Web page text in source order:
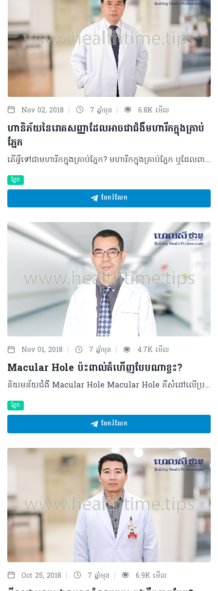
Nov 02, 2018 | 7 ឆ្នាំមុន | 6.8K មើល
ហានិភ័យនៃរោគសញ្ញាដែលអាចជាជំងឺមហារីកក្នុងគ្រាប់
ភ្នែក
តើអ្វីទៅជាមហារីកក្នុងគ្រាប់ភ្នែក? មហារីកក្នុងគ្រាប់ភ្នែក ឬដែលពាក្យបច្ចេកទេសហៅថា Retinoblastoma គឺជាប្រភេទមហារីក ក្នុងគ្រាប់ភ្នែក ដែលច្រើនកើតមកពីកោសិកាមិនធម្មតារបស់ស្រទាប់រ៉េទីន។ ភាគច្រើននៃជំងឺនេះ គេសង្កេតឃើញ មានលើកុមារអាយុក្រោម ៥ឆ្នាំ និង ក្រុមកុមារអាយុ១២ខែ ទៅ២៤ខែ ជាមធ្យម ១៨ខែ។ បច្ចុប្បន្ន ជំងឺមហារីកក្នុងគ្រាប់ភ្នែកមានការប្រែប្រួលគួរឲ្យកត់សម្គាល់នៅលើពិភពលោក ហើយ ត្រូវបានគេសិក្សាថា វាកើតមានប្រហែលជា ១១ករណីក្នុងចំណោមកុមារ ១លាននាក់ដែលមានអាយុតិចជាង ៥ឆ្នាំ។ ដោយហេតុថាមិនទាន់ មានការសិក្សាណាមួយពីជំងឺនេះនៅក្នុងប្រទេសកម្ពុជា ទិន្នន័យពិតប្រាកដរបស់ជំងឺនេះក៏មិនទាន់ត្រូវបានគេដឹង ផងដែរ។ ប៉ុន្តែ បើយើងក្រឡេក​មើលទៅប្រទេសជិតខាងរបស់យើងដូចជា វៀតណាម និងថៃ យើងសង្កេតឃើញថា ប្រទេសវៀតណាមមាន១៨.៩ ករណីក្នុងចំណោមកុមារ១លាននាក់ដែលមានអាយុចន្លោះពី០ ទៅ ៤ឆ្នាំ ខណៈពេលដែល ប្រទេសថៃមាន ១០ករណីក្នុងចំណោមកុមារ១លាននាក់ដែលមានអាយុចន្លោះពី០ ទៅ ៤ឆ្នាំដូចគ្នា។ មូលហេតុ និងកត្តាប្រឈម មូលហេតុចម្បងដែលបង្កឲ្យមានជំងឺមហារីកក្នុងគ្រាប់ភ្នែក គឺវាបណ្តាលមកពីកត្តាបម្រែបម្រួលសេនេទិច របស់ក្រម៉ូសូមទី១៣ ហើយដែលវាអាចជាកត្តាតំណពូជ ឬមិនមែនតំណពូជ។ ករណីតំណពូជ ប្រហែល ៦% ទៅ១០% កុមារអាចនឹងឆាប់កើតមានជំងឺមហារីកក្នុងគ្រាប់ភ្នែក និងកើតលើភ្នែកទាំងសងខាង ប្រមាណប្រហែល៣០% ពិសេសប្រឈមខ្ពស់ចំពោះកុមារអាយុតិចជាង៥ឆ្នាំ។ រោគសញ្ញាជាក់ស្តែង អាការៈនៃជំងឺមហារីកគ្រាប់ភ្នែកដែលច្រើនជួបប្រទះញឹកញាប់រួមមាន៖ • ប្រស្រីភ្នែកឡើងពណ៌ស ដូចជាភ្នែកសត្វឆ្មាពេលយប់ • ភ្នែកស្រលៀង • ឈឺភ្នែក ភ្នែកក្រហម និងទឹកដក់ក្នុងភ្នែក • គំហើញថយចុះ • ឈាមនៅថតមុខនៃភ្នែក រីកប្រស្រីភ្នែក និងភ្នែកលៀនជាដើម • លើសពីនេះក៏មានសញ្ញាមួយចំនួនដែលមានលក្ខណៈស្រដៀងនឹងរោគសញ្ញានេះមាន ភ្នែកឡើងបាយ ទឹកចាហួយនៅក្នុងភ្នែកផ្នែកខាងមុខស្រអាប់ ជំងឺសរសៃបាតភ្នែក ក្មេងកើតមិនគ្រប់ខែ និងជំងឺតុសូការីយ៉ាស៊ីស។ យន្តការនៃជំងឺមហារីកក្នុងគ្រាប់ភ្នែក ហ្សែនទប់ដុំRB1 ស្ថិតនៅលើដៃក្រូម៉ូសូមទី១៣ ទៅតំបន់ទី១៤ មានតួនាទីធ្វើឲ្យមានរបៀបរៀបរយសម្រាប់ នុយក្លេអូប្រូតេអ៊ីននៃRB ដែលជាធម្មតាវាទប់ស្កាត់ទៅនឹងការបែងចែកកោសិកាមិនធម្មតា។ ដូចនេះ ប្រសិនបើ មានបម្រែបម្រួលខ្លះៗនៅក្នុងហ្សែនទប់ដុំRB1 វានឹងបង្កឲ្យទៅជាមហារីកក្នុងគ្រាប់ភ្នែកតែម្តង។ ការធ្វើរោគវិនិច្ឆ័យ ដើម្បីអាចបញ្ជាក់ថាជាជំងឺមហារីកក្នុងគ្រាប់ភ្នែក អ្នកជំងឺនឹងតម្រូវឲ្យធ្វើរោគវិនិច្ឆ័យដូចជា៖ • ពង្រីកប្រស្រីភ្នែក៖ ថត ឬឆ្លុះមើលសរសៃបាតភ្នែក ដោយឧបករណ៍ Indirect ophthalmoscopy ដើម្បីឲ្យដឹងថាវាជាដុំដែលបង្កឡើងដោយមហារីកក្នុងគ្រាប់ភ្នែក ឬក៏មិនមែន។ • Ultrasonography៖ ដើម្បីចង់ដឹងថាជាដុំរបស់មហារីកក្នុងគ្រាប់ភ្នែក។ • CT Scan៖ ឲ្យដឹងថាដុំមហារីក នឹងវិវឌ្ឍចេញនៅខាងក្នុង ឬនៅខាងក្រៅ ហើយអាចឲ្យយើងដឹងថា ដុំនេះមានរាលដាលទៅកោសិកាសរីរាង្គដទៃ ជាពិសេសពីប្រព័ន្ធសរសៃប្រសាទរហូតដល់ខួរក្បាល។ ការព្យាបាលត្រឹមត្រូវ ជំងឺមហារីកក្នុងគ្រាប់ភ្នែកត្រូវធ្វើការព្យាបាលទៅតាមដំណាក់កាលនីមួយៗ ដោយត្រូវមានការចូលរួមពី គ្រូពេទ្យឯកទេសភ្នែក គ្រូពេទ្យវះកាត់សរសៃប្រសាទ និងគ្រូពេទ្យព្យាបាលជំងឺមហារីក ផងដែរ។ ករណីស្រាល ការព្យាបាលមានប្រសិទ្ធភាពខ្ពស់ និងអាចជាសះស្បើយបាន ប៉ុន្តែបើជាដំណាក់កាលធ្ងន់ធ្ងរ នោះការព្យាបាល មិនសូវបានជោគជ័យទេ។ ជាទូទៅ ការព្យាបាលទាំងនោះរួមមាន៖ • ការប្រើវិទ្យុសកម្ម ដើម្បីបំផ្លាញដុំមហារីក • ការដុតនឹងធាតុត្រជាក់ ដើម្បីបំផ្លាញដុំមហារីក • ការបាញ់កាំរស្មីឡាស៊ែ និងការចាក់ថ្នាំគីមី ដើម្បីបំផ្លាញដុំមហារីក និងមិនឲ្យកោសិកាមហារីកដុះរាលដាល ទៅកាន់ខួរក្បាល និងសរីរាង្គផ្សេងៗទៀត។ • ការវះកាត់យកគ្រាប់ភ្នែកចេញ ដើម្បីកុំឲ្យរីករាលដាលទៅសរីរាង្គដទៃទៀត ក្នុងករណី ធ្ងន់ធ្ងរ។ ផលវិបាក កុមារអាចនឹងត្រូវស្លាប់ដោយសារជំងឺមហារីកក្នុងគ្រាប់ភ្នែក ក្នុងអំឡុងអាយុ ២ទៅ៤ឆ្នាំ ប្រសិនបើ មិនមាន ការព្យាបាលទាន់ពេលវេលាទេនោះ។ ផ្ទុយមកវិញ អត្រានៃការជាសះស្បើយអាចរហូតដល់ ៩៥% បើអ្នកជំងឺ ឆាប់ទទួលបានការព្យាបាល និងត្រូវធ្វើការតាមដានឲ្យបានទៀងទាត់។ ទាក់ទងនឹងការតាមដានបន្ទាប់ពី ការព្យាបាលរួច ត្រូវធ្វើតាមដំណាក់កាល ដំបូង ៣ ទៅ ៤ខែម្តង បន្ទាប់មក ៦ខែម្តង ១ឆ្នាំម្ដង រហូតដល់៩ឆ្នាំក្រោយ ព្រោះដុំមហារីកប្រភេទនេះ វានឹងអាចបង្កឲ្យកើតឡើងវិញក្នុងករណីខ្លះ។ វិធីសាស្រ្តការពារ គ្មានវិធីសាស្ត្រណាមួយដើម្បីការពារពីមហារីកក្នុងគ្រាប់ភ្នែកនេះបាននៅឡើយទេមកដល់បច្ចុប្បន្ន ដោយហេតុថា វាជាជំងឺតំណពូជ ឬកើតពីកំណើត។ ប្រសិនបើឪពុកម្ដាយ ឬអាណាព្យាបាល សង្ស័យ ឬឃើញរោគសញ្ញាមហារីក ក្នុងគ្រាប់ភ្នែកដូចខាងលើ ឬសមាជិកគ្រួសារដែលមាន មហារីកក្នុងគ្រាប់ភ្នែកពីមុនមក ត្រូវតែមកពិនិត្យ និងព្យាបាលជាមួយនឹងគ្រូពេទ្យឯកទេសភ្នែក ឲ្យបានលឿនបំផុតតាមដែលអាចធ្វើទៅបាន ដើម្បីកាត់បន្ថយ ឬការពារ ពីភាពពិការភ្នែក ឬប៉ះពាល់ដល់អាយុជីវិតផងដែរ។ បកស្រាយដោយ៖ សាស្ត្រាចារ្យវេជ្ជបណ្ឌិត គង់ ពិសិដ្ឋ ឯកទេសចក្ខុរោគ និងឯកទេសជាន់ខ្ពស់សរសៃបាតភ្នែក មានតួនាទីជាអនុប្រធានមន្ទីរពេទ្យព្រះអង្គឌួង និងជាប្រធានមន្ទីរពេទ្យភ្នែកដុកទ័រ គង់ ពិសិដ្ឋ ©2018 រក្សាសិទ្ធិគ្រប់យ៉ាង​ដោយ Healthtime Corporation ចំពោះគ្រប់អត្ថបទដោយគ្មានផ្នែកណាមួយត្រូវបោះពុម្ពផ្សាយចូលប្រព័ន្ធអ៊ីនធឺណែត ឧបករណ៍អេឡិចត្រូនិក អាត់ជាសំឡេង ឬថតចំលងគ្រប់រូបភាពដោយគ្មានការអនុញ្ញាតឡើយ
ភ្នែក
ចែករំលែក
Nov 01, 2018 | 7 ឆ្នាំមុន | 4.7K មើល
Macular Hole ប៉ះពាល់គំហើញបែបណាខ្លះ?
និយមន័យជំងឺ Macular Hole Macular Hole គឺសំដៅលើប្រហោងប្រស្រីបាតភ្នែកនៅពីក្រោយកូនក្រមុំភ្នែក ជាទីតាំងសំខាន់ដែលសរសៃប្រសាទភ្នែកទទួលរូបភាព ពន្លឺ និងព័ត៌មានឲ្យភ្នែកអាចមើលឃើញ។ Macular Hole ត្រូវបានបែងចែកទៅតាមរូបរាង ដែលរួមមាន ២ធំៗខាងក្រោម៖ -Full Thickness Macular Hole៖ សំដៅទៅលើរន្ធប្រស្រីភ្នែកខូចទាំងស្រុងបង្កើតបានជាប្រហោង។ ពេលនោះគំហើញរបស់អ្នកជំងឺចាប់ផ្តើមធ្លាក់ចុះ ហើយមើលឃើញខ្មៅកណ្តាល ឬជួនកាល ឃើញដូចទឹករលកជាដើម។ -Partial-Thickness MacularHole៖ អ្នកជំងឺមិនទាន់មានការប៉ះពាល់ដល់គំហើញធ្ងន់ធ្ងរនោះទេ ដែលពួកគាត់អាចមើលឃើញច្បាស់នៅឡើយ ឬគំហើញអាចនឹងថយចុះប្រហាក់ប្រហែល ៥០ភាគរយ ឬក៏អាចឃើញរូបភាពវៀច។ មូលហេតុ និងកត្តាជំរុញ - ៨០ ភាគរយនៃ Macular Hole ទាក់ទងនឹងវ័យ ពិសេសចាប់ពី ៦០ ទៅ៧០ឆ្នាំ ដែលកើតលើស្រ្តី ច្រើនជាងបុរសពីរដង។ - អ្នកដែលមានជំងឺលើសរសៃឈាមបាតភ្នែកដូចជា អ្នកជំងឺលើសឈាម ទឹកនោមផ្អែម អ្នកជំងឺស្ទះសរសៃឈាមបាតភ្នែក ឬអ្នកជំងឺ AMD(ជំងឺខូចបាតភ្នែកម៉្យាងដោយសារវ័យចំណាស់)។ - ការប៉ះទង្គិចជាមួយវត្ថុទាលចំភ្នែក ដែលធ្វើឲ្យខូចរចនាសម្ព័ន្ធភ្នែកខាងក្នុង។ - អ្នកជំងឺដែលធ្លាប់បានព្យាបាលដោយកាំរស្មីឡាស៊ែរ (ករណីកម្រ)។ សញ្ញាសម្គាល់ អ្នកជំងឺ Macular Hole មិនបង្ហាញជាសញ្ញាឈឺចាប់អ្វីនោះទេ ភាគច្រើន គាត់រកឃើញចៃដន្យដោយខ្លួនឯងនូវអាការៈ ដូចជាស្រវាំងផ្សែងៗពិបាកក្នុងការមើលជិត និងឆ្ងាយ ឃើញរូបភាពឬអក្សរតូចជាងភ្នែកម្ខាងទៀត ហើយអាចមានស្រមោលខ្មៅនៅចំកណ្តាល ឬទឹករលក។ ពេលខ្លះអ្នកជំងឺអាចសង្កេតឃើញថា ភ្នែកចាញ់ពន្លឺខុសធម្មតាជាដើម។ យន្តការនៃ Macular Hole - ទ្រឹស្តីពីមុន៖ កំណត់ថា កាលណាដល់អាយុ៦០ឆ្នាំឡើង សរសៃប្រសាទនៅត្រង់ប្រស្រីបាតភ្នែកចាប់ផ្តើមបង្កើតឲ្យមានកូនប្រហោងតូចដុះ យូរទៅក៏ក្លាយទៅជា Macular Hole។ - ទ្រឹស្តីបច្ចុប្បន្ន៖ ធម្មតា នៅផ្នែកខាងលើរបស់ស្រទាប់រ៉េទីន (សរសៃប្រសាទបាតភ្នែក) មានសរីរាង្គមួយហៅថា Vitreous body ស្ថិតជាប់នឹងផ្ទៃខាងលើនៃស្រទាប់រ៉េទីន។ នៅពេលអាយុកាន់តែច្រើន Vitreous body ចាប់ផ្តើមផ្លាស់ប្តូររូបរាងទៅជាមិនស្អិតតោងជាប់ ដែលបណ្តាលឲ្យទាញប្រស្រីបាតភ្នែកខូចទ្រង់ទ្រាយ។ ការធ្វើរោគវិនិច្ឆ័យនៃ Macular Hole ករណីសង្ស័យ អ្នកជំងឺនឹងតម្រូវឲ្យពិនិត្យបាតភ្នែក(Fundoscopy) ហើយម៉្យាងវិញទៀត គ្រូពេទ្យអាចនឹងពិនិត្យដោយប្រើឧបករណ៍វិភាគឈ្មោះOptical Coherence Tomography(OCT)ដើម្បីដឹងពីទំហំនៃប្រហោង និងអាចសន្និដ្ឋានពីលទ្ធភាពក្នុងការព្យាបាល។ ការព្យាបាល និងការពារ អ្នកជំងឺ Macular Hole ត្រូវព្យាបាលដោយការវះកាត់បូមយក Vitreous body នេះចេញ បន្ទាប់មកចាក់ហ្គាសទៅភ្ជិតរន្ធនោះ ដែលអាចនឹងតម្រូវឲ្យអ្នកជំងឺគេងផ្កាប់មុខប្រហែល១០ថ្ងៃ។ ប្រសិនមិនបានទទួលការព្យាបាលត្រឹមត្រូវ ឬយឺតយ៉ាវអាចប៉ះពាល់ដល់ទីតាំងគំហើញ នឹងអាចវិវឌ្ឍទៅជាគំហើញខ្សោយ ។ ដើម្បីការពារពី Macular Hole ចាំបាច់ត្រូវអញ្ជើញមកពិនិត្យភ្នែកជាប្រចាំ យ៉ាងហោចណាស់មួយឆ្នាំម្តងទោះបីគ្មានសញ្ញាអ្វីក៏ដោយ ជាពិសេសមនុស្សដែលមានវ័យចាប់ពី ៥០ឆ្នាំឡើង ឬក៏មានជំងឺរ៉ាំរ៉ៃមួយចំនួនដូចជា ជំងឺទឹកនោមផ្អែម ជំងឺលើសសម្ពាធឈាម មានប្រវត្តិប៉ះទង្គិចភ្នែក ឬអ្នកមានកម្រិតម៉្ញូបខ្ពស់ (ចាប់ពី ៥០០ ដឺក្រេឡើង) …… សម្រាប់វេជ្ជបណ្ឌិតទូទៅ ប្រសិនបើមានអ្នកជំងឺត្អូញប្រាប់ថា គាត់មើលឃើញស្រមោលតូចខ្មៅធ្វើចលនាក្នុង ឬផ្នែកកន្ទុយភ្នែក សូមមេត្តាណែនាំអ្នកជំងឺឲ្យមកជួបពិភាក្សាជាមួយវេជ្ជបណ្ឌិតឯកទេសភ្នែក ដើម្បីកំណត់រោគវិនិច្ឆ័យ និងព្យាបាលឲ្យបានទាន់ពេលវេលា។ បកស្រាយដោយ៖ វេជ្ជបណ្ឌិត សាលី ធារិទ្ធ ឯកទេសជាន់ខ្ពស់ជំងឺបាតភ្នែក និងជាប្រធានផ្នែកឯកទេសបាតភ្នែកនៃមន្ទីរពេទ្យមិត្តភាពខ្មែរ-សូវៀត ©2018 រក្សាសិទ្ធិគ្រប់យ៉ាង​ដោយ Healthtime Corporation ចំពោះគ្រប់អត្ថបទដោយគ្មានផ្នែកណាមួយត្រូវបោះពុម្ពផ្សាយចូលប្រព័ន្ធអ៊ីនធឺណែត ឧបករណ៍អេឡិចត្រូនិក អាត់ជាសំឡេង ឬថតចំលងគ្រប់រូបភាពដោយគ្មានការអនុញ្ញាតឡើយ
ភ្នែក
ចែករំលែក
Oct 25, 2018 | 7 ឆ្នាំមុន | 6.9K មើល